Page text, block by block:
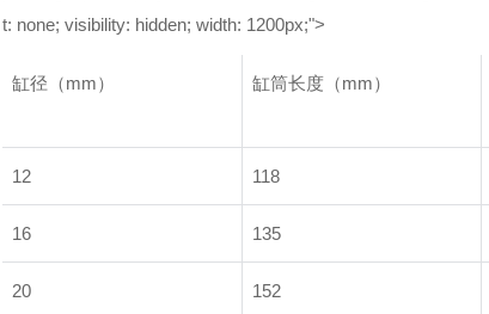
t: none; visibility: hidden; width: 1200px;">
缸径（mm） 缸筒长度（mm）
12 118
16 135
20 152